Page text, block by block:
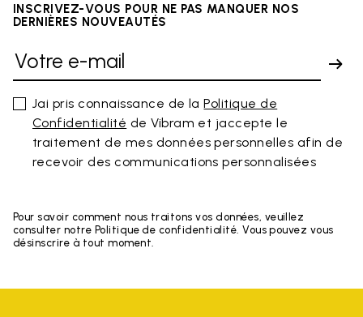
INSCRIVEZ-VOUS POUR NE PAS MANQUER NOS
DERNIÈRES NOUVEAUTÉS
Jai pris connaissance de laPolitique de
Confidentialité de Vibram et jaccepte le
traitement de mes données personnelles afin de
recevoir des communications personnalisées
Pour savoir comment nous traitons vos données, veuillez
consulter notre Politique de confidentialité. Vous pouvez vous
désinscrire à tout moment.